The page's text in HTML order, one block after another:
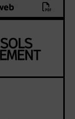
pour
leur
des